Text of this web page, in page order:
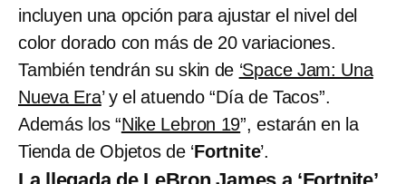
incluyen una opción para ajustar el nivel del
color dorado con más de 20 variaciones.
También tendrán su skin de ‘Space Jam: Una
Nueva Era’ y el atuendo “Día de Tacos”.
Además los “Nike Lebron 19”, estarán en la
Tienda de Objetos de ‘Fortnite’.